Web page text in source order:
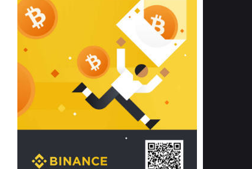
thời tiết nóng ẩm. Bạn có thể tìm hiểu
thêm các nghiên cứu khoa học về tác
động của giấc ngủ và môi trường
phòng ngủ đối với sức khỏe con
người tại Sleep Foundation (External
Link) để có cái nhìn toàn diện hơn.
2. Các tiêu chí vàng khi lựa chọn
chăn ga gối đệm cao cấp cho phòng
ngủ
Để sở hữu một bộ chăn ga gối đệm
cao cấp hoàn hảo cả về thẩm mỹ lẫn
công năng, người tiêu dùng cần cân
nhắc kỹ lưỡng các tiêu chí quan trọng